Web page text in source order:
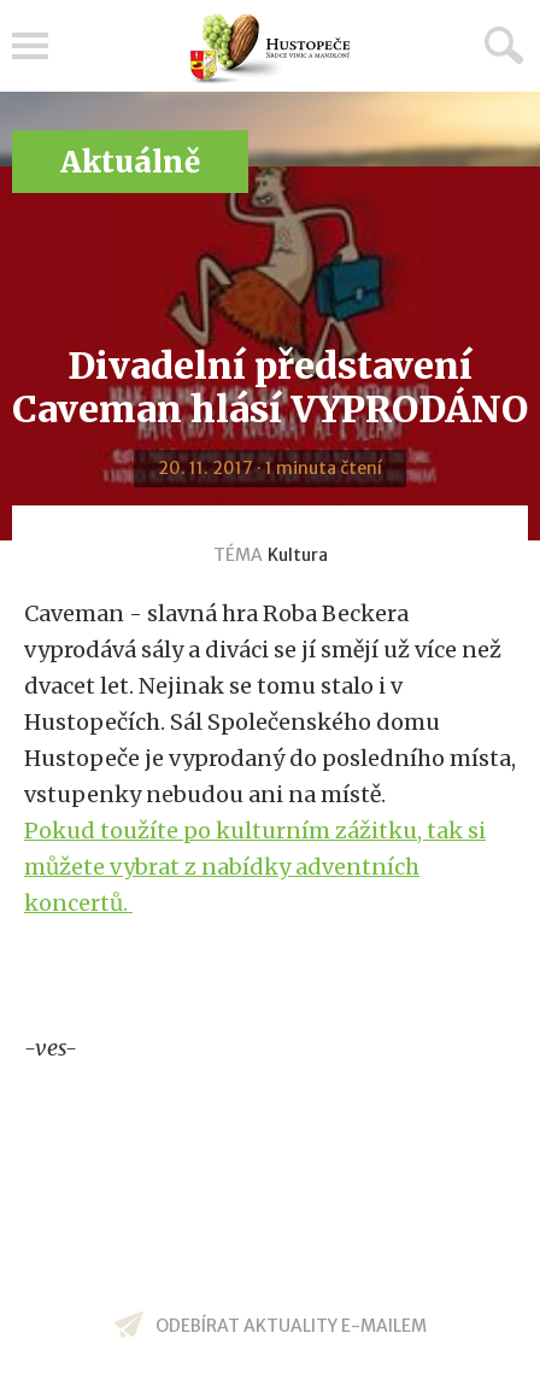
Aktuálně
Divadelní představení
Caveman hlásí VYPRODÁNO
20. 11. 2017 · 1 minuta čtení
TÉMA Kultura
Caveman - slavná hra Roba Beckera
vyprodává sály a diváci se jí smějí už více než
dvacet let. Nejinak se tomu stalo i v
Hustopečích. Sál Společenského domu
Hustopeče je vyprodaný do posledního místa,
vstupenky nebudou ani na místě.
Pokud toužíte po kulturním zážitku, tak si
můžete vybrat z nabídky adventních
koncertů.
-ves-
ODEBÍRAT AKTUALITY E-MAILEM